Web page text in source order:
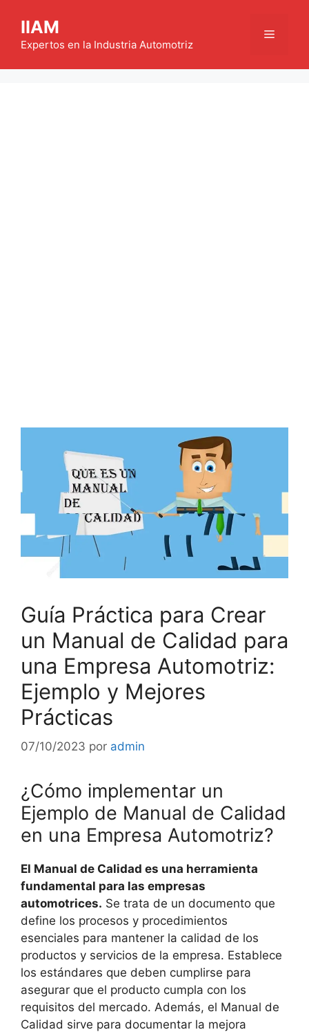
contenido
IIAM
Expertos en la Industria Automotriz
Menú
Guía Práctica para Crear
un Manual de Calidad para
una Empresa Automotriz:
Ejemplo y Mejores
Prácticas
07/10/2023 por admin
¿Cómo implementar un
Ejemplo de Manual de Calidad
en una Empresa Automotriz?
El Manual de Calidad es una herramienta
fundamental para las empresas
automotrices. Se trata de un documento que
define los procesos y procedimientos
esenciales para mantener la calidad de los
productos y servicios de la empresa. Establece
los estándares que deben cumplirse para
asegurar que el producto cumpla con los
requisitos del mercado. Además, el Manual de
Calidad sirve para documentar la mejora